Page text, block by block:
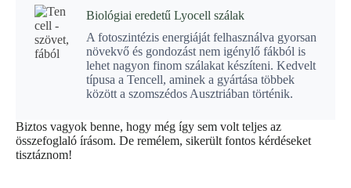
Biológiai eredetű Lyocell szálak
A fotoszintézis energiáját felhasználva gyorsan
növekvő és gondozást nem igénylő fákból is
lehet nagyon finom szálakat készíteni. Kedvelt
típusa a Tencell, aminek a gyártása többek
között a szomszédos Ausztriában történik.
Biztos vagyok benne, hogy még így sem volt teljes az
összefoglaló írásom. De remélem, sikerült fontos kérdéseket
tisztáznom!